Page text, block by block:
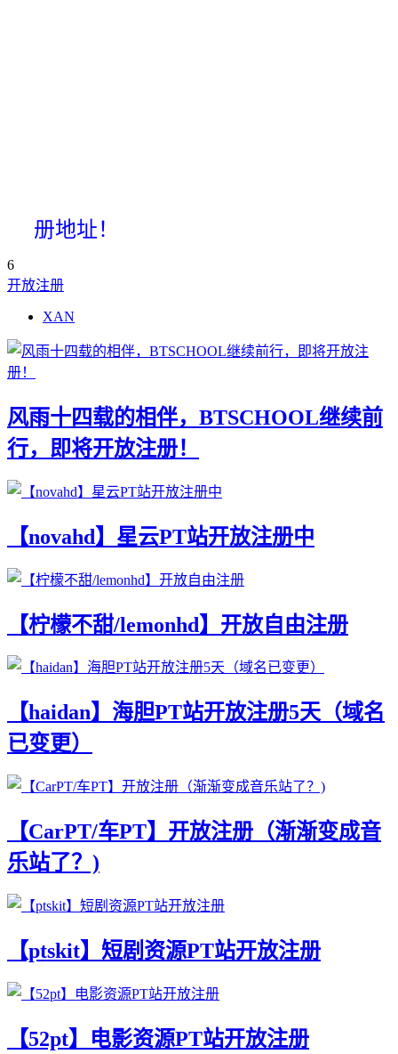
册地址！
6
开放注册
XAN
风雨十四载的相伴，BTSCHOOL继续前
行，即将开放注册！
【novahd】星云PT站开放注册中
【柠檬不甜/lemonhd】开放自由注册
【haidan】海胆PT站开放注册5天（域名
已变更）
【CarPT/车PT】开放注册（渐渐变成音
乐站了？)
【ptskit】短剧资源PT站开放注册
【52pt】电影资源PT站开放注册